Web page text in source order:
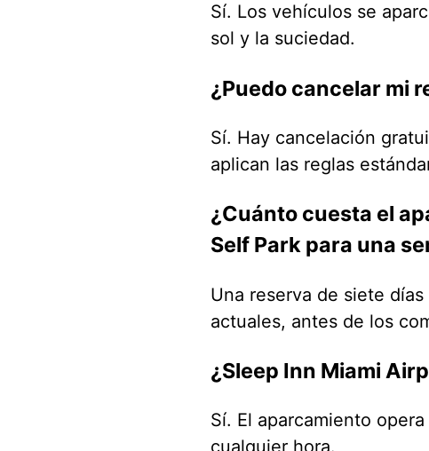
Sí. Los vehículos se
sol y la suciedad.
¿Puedo cancelar mi
Sí. Hay cancelación
aplican las reglas
¿Cuánto cuesta el
Self Park para una
Una reserva de siete
actuales, antes de los
¿Sleep Inn Miami
Sí. El aparcamiento